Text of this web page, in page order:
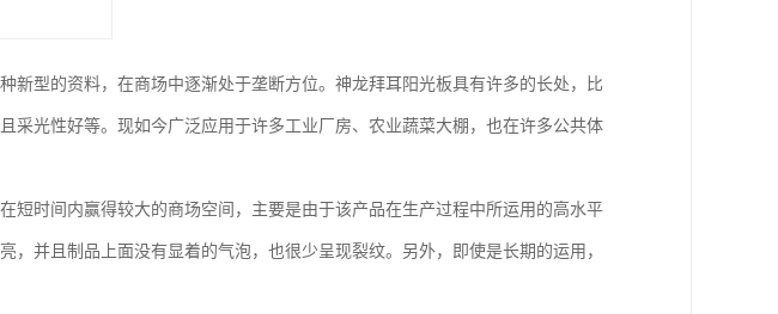
新型的资料，在商场中逐渐处于垄断方位。神龙拜耳阳光板具有许多的长处，比
采光性好等。现如今广泛应用于许多工业厂房、农业蔬菜大棚，也在许多公共体
短时间内赢得较大的商场空间，主要是由于该产品在生产过程中所运用的高水平
，并且制品上面没有显着的气泡，也很少呈现裂纹。另外，即使是长期的运用，